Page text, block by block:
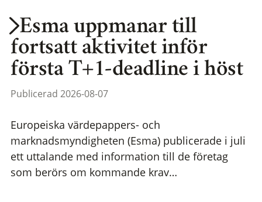
Esma uppmanar till
fortsatt aktivitet inför
första T+1-deadline i höst
Publicerad 2026-08-07
Europeiska värdepappers- och
marknadsmyndigheten (Esma) publicerade i juli
ett uttalande med information till de företag
som berörs om kommande krav…